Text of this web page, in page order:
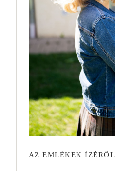
AZ EMLÉKEK ÍZÉRŐL